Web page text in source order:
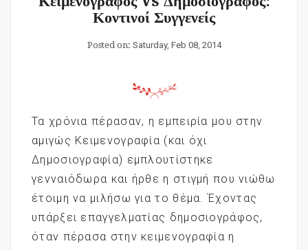
Κοντινοί Συγγενείς
Posted on: Saturday, Feb 08, 2014
Τα χρόνια πέρασαν, η εμπειρία μου στην
αμιγώς Κειμενογραφία (και όχι
Δημοσιογραφία) εμπλουτίστηκε
γενναιόδωρα και ήρθε η στιγμή που νιώθω
έτοιμη να μιλήσω για το θέμα. Έχοντας
υπάρξει επαγγελματίας δημοσιογράφος,
όταν πέρασα στην κειμενογραφία η